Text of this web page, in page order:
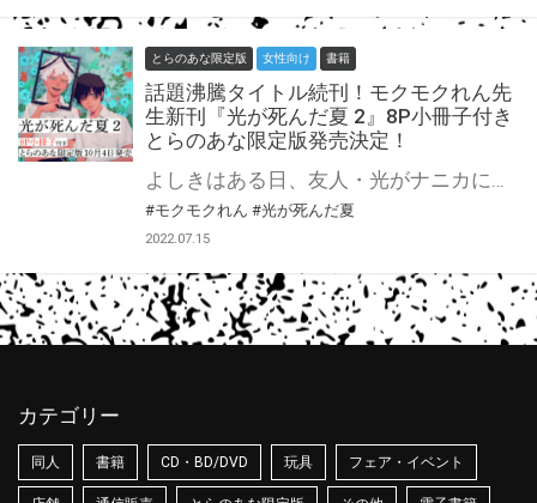
とらのあな限定版 女性向け 書籍
話題沸騰タイトル続刊！モクモクれん先
生新刊『光が死んだ夏 2』8P小冊子付き
とらのあな限定版発売決定！
よしきはある日、友人・光がナニカにすり替わっていたことに確信を持つ。 姿かたちは全く同じ完璧な「ヒカル」。 一体よしきは何故、気づくことができたのか。彼の口から語られる真実とは…。 更に集落の人々が異変に気付き始め、動きだしていて――。 各SNSで話題の作品、第2巻。巻末には描き下ろし漫画も収録。 第一巻は発売後即重版！話題の『光が死んだ夏』2巻が10月4日に発売決定！ とらのあなでは刊行を記念して描き下ろし入り8P小冊子付きとらのあな限定版を発売致します！ 各店・通販にて予約開始！とらのあな限定版は数量限定生産となりますので、お早めにご予約下さい！
#モクモクれん #光が死んだ夏
2022.07.15
カテゴリー
同人 書籍 CD・BD/DVD 玩具 フェア・イベント